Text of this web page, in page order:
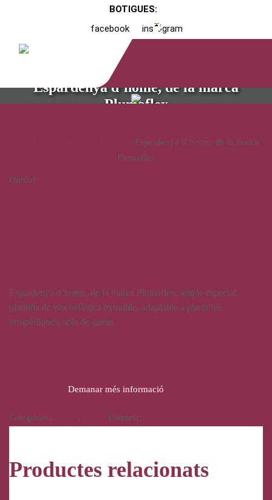
BOTIGUES:
facebook
instagram
Espardenya d’home, de la marca
Plumaflex
/ / /
/ Espardenya d’home, de la marca
Plumaflex
Oferta!
Espardenya d’home, de la marca Plumaflex, ample especial,
plantilla de viscoelàstica extraíble, adaptable a plantilles
ortopèdiques, sola de goma
Demanar més informació
Categories: , Etiqueta:
Productes relacionats